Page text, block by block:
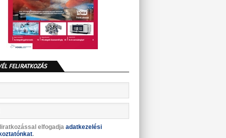
FELIRATKOZÁS
elfogadja adatkezelési
.